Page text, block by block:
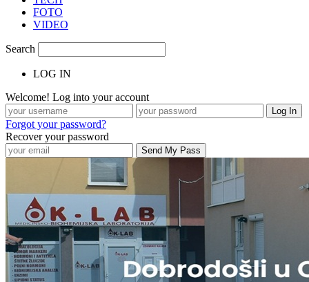
FOTO
VIDEO
Search
LOG IN
Welcome! Log into your account
Forgot your password?
Recover your password